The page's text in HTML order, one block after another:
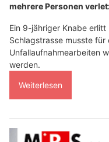
mehrere Personen
Ein 9-jähriger Knabe
Schlagstrasse musste
Unfallaufnahmearbeiten
werden.
Weiterlesen